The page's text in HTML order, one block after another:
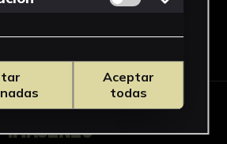
Descargar Ficha
IMÁGENES
Aceptar
todas